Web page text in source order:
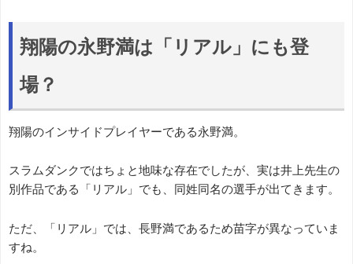
翔陽の永野満は「リアル」にも登
場？
翔陽のインサイドプレイヤーである永野満。
スラムダンクではちょと地味な存在でしたが、実は井上先生の
別作品である「リアル」でも、同姓同名の選手が出てきます。
ただ、「リアル」では、長野満であるため苗字が異なっていま
すね。